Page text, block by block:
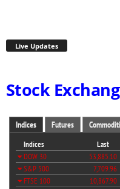
Live Updates
Stock